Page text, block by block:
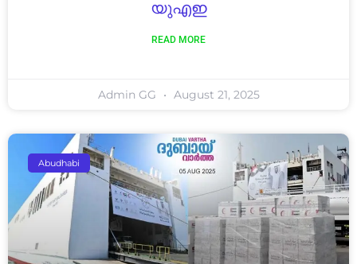
യുഎഇ
READ MORE
Admin GG August 21, 2025
Abudhabi